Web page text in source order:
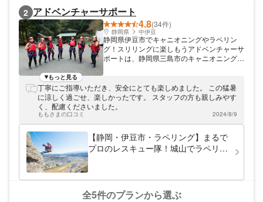
を体験してみませんか？休日のお出かけや特
別な体験にぴったりのスポットです！
2 アドベンチャーサポート
4.8(34件)
静岡県 中伊豆
静岡県伊豆市でキャニオニングやラペリン
グ！スリリングに楽しもうアドベンチャーサ
ポートは、静岡県三島市のキャニオニング専
トレーニングを受けており、一人ひとりの安
全にしっかり目を配ります。また、参加者の
レベルに応じてご案内しているので、初心者
もっと見る
丁寧にご指導いただき、安全にとても楽しめました。 この猛暑
に涼しく過ごせ、楽しかったです。 スタッフの方も親しみやす
く、配慮くださいました。
ももさまの口コミ 2024/8/9
【静岡・伊豆市・ラペリング】まるで
プロのレスキュー隊！城山でラペリン
全5件のプランから選ぶ